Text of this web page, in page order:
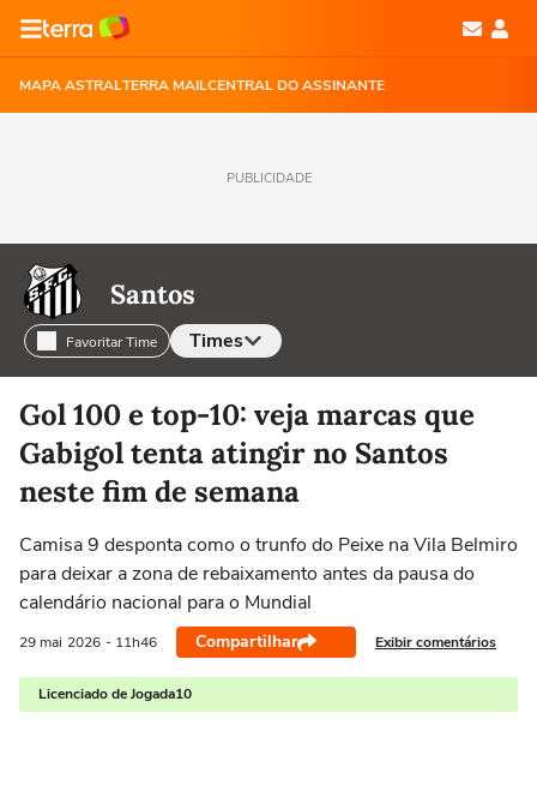
MAPA ASTRALTERRA MAILCENTRAL DO ASSINANTE
PUBLICIDADE
Santos
Favoritar Time Times
Selecione o time para ver as notícias
Gol 100 e top-10: veja marcas que
Gabigol tenta atingir no Santos
neste fim de semana
Camisa 9 desponta como o trunfo do Peixe na Vila Belmiro
para deixar a zona de rebaixamento antes da pausa do
calendário nacional para o Mundial
29 mai 2026 - 11h46 Compartilhar Exibir comentários
Licenciado de Jogada10